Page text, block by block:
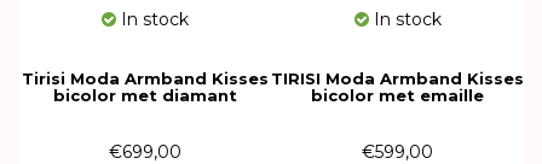
In stock
Tirisi Moda Armband Kisses
bicolor met diamant
€699,00
In stock
TIRISI Moda Armband Kisses
bicolor met emaille
€599,00